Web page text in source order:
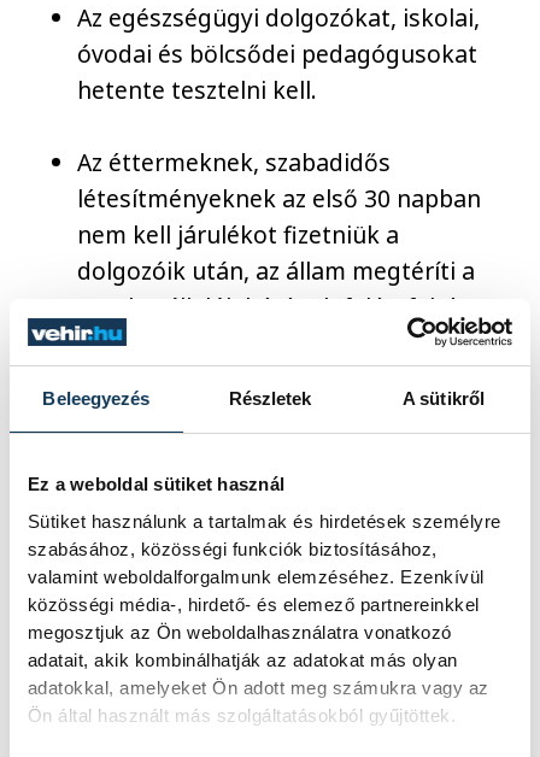
Beleegyezés Részletek A sütikről
Ez a weboldal sütiket használ
Sütiket használunk a tartalmak és hirdetések személyre
szabásához, közösségi funkciók biztosításához,
valamint weboldalforgalmunk elemzéséhez. Ezenkívül
közösségi média-, hirdető- és elemező partnereinkkel
megosztjuk az Ön weboldalhasználatra vonatkozó
adatait, akik kombinálhatják az adatokat más olyan
adatokkal, amelyeket Ön adott meg számukra vagy az
Ön által használt más szolgáltatásokból gyűjtöttek.
Az egészségügyi dolgozókat, iskolai,
óvodai és bölcsődei pedagógusokat
hetente tesztelni kell.
Az éttermeknek, szabadidős
létesítményeknek az első 30 napban
nem kell járulékot fizetniük a
dolgozóik után, az állam megtéríti a
munkavállalók bérének felét, feltéve,
ha a munkavállalókat nem bocsátják el
A fenti intézkedéseket 30 napra, kedd
éjféltől vezetik be, ehhez még szükséges a
parlament jóváhagyása is.
közélet koronavírus kormány